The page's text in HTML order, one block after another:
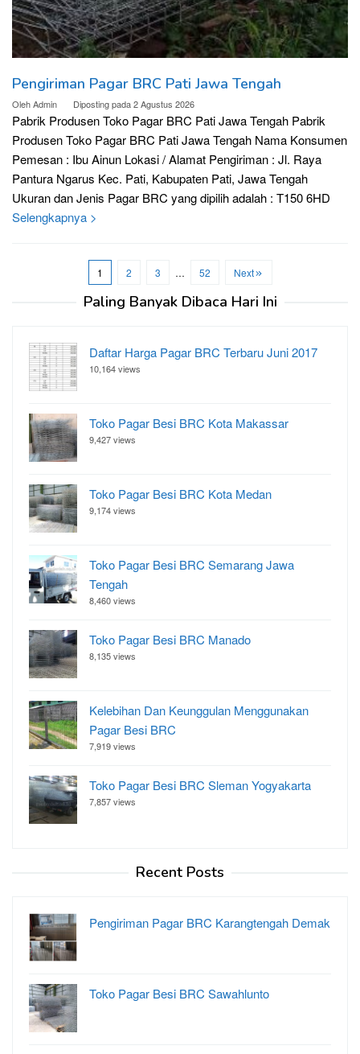
Pengiriman Pagar BRC Pati Jawa Tengah
OlehAdmin Diposting pada2 Agustus 2026
Pabrik Produsen Toko Pagar BRC Pati Jawa Tengah Pabrik
Produsen Toko Pagar BRC Pati Jawa Tengah Nama Konsumen
Pemesan : Ibu Ainun Lokasi / Alamat Pengiriman : Jl. Raya
Pantura Ngarus Kec. Pati, Kabupaten Pati, Jawa Tengah
Ukuran dan Jenis Pagar BRC yang dipilih adalah : T150 6HD
Selengkapnya >
1 2 3 … 52 Next
Paling Banyak Dibaca Hari Ini
Daftar Harga Pagar BRC Terbaru Juni 2017
10,164 views
Toko Pagar Besi BRC Kota Makassar
9,427 views
Toko Pagar Besi BRC Kota Medan
9,174 views
Toko Pagar Besi BRC Semarang Jawa
Tengah
8,460 views
Toko Pagar Besi BRC Manado
8,135 views
Kelebihan Dan Keunggulan Menggunakan
Pagar Besi BRC
7,919 views
Toko Pagar Besi BRC Sleman Yogyakarta
7,857 views
Recent Posts
Pengiriman Pagar BRC Karangtengah Demak
Toko Pagar Besi BRC Sawahlunto